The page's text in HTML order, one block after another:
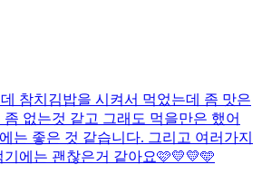
참치김밥을 시켜서 먹었는데 좀 맛은
없는것 같고 그래도 먹을만은 했어
는 좋은 것 같습니다. 그리고 여러가지
에는 괜찮은거 같아요🩷💛💛🩵